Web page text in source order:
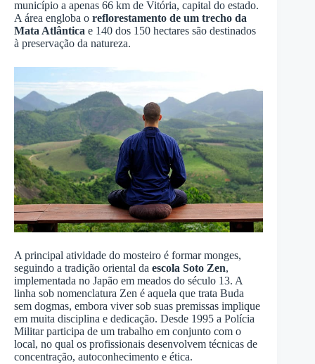
município a apenas 66 km de Vitória, capital do estado.
A área engloba o reflorestamento de um trecho da
Mata Atlântica e 140 dos 150 hectares são destinados
à preservação da natureza.
A principal atividade do mosteiro é formar monges,
seguindo a tradição oriental da escola Soto Zen,
implementada no Japão em meados do século 13. A
linha sob nomenclatura Zen é aquela que trata Buda
sem dogmas, embora viver sob suas premissas implique
em muita disciplina e dedicação. Desde 1995 a Polícia
Militar participa de um trabalho em conjunto com o
local, no qual os profissionais desenvolvem técnicas de
concentração, autoconhecimento e ética.